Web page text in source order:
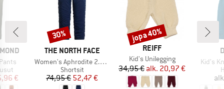
hinta
€
MERKKI
THE NORTH FACE
Tuote
Women's Aphrodite 2.0 Capri
Tuoteryhmä
Shortsit
Hinta
74,95 € Alennettu hinta
52,47 €
Alennus
30%
MERKKI
REIFF
Tuote
Kid's Unilegging
Hinta
34,95 € Alennettu hinta
alk. 20,97 €
Alennus
jopa 40%
Tuote
Kid’s